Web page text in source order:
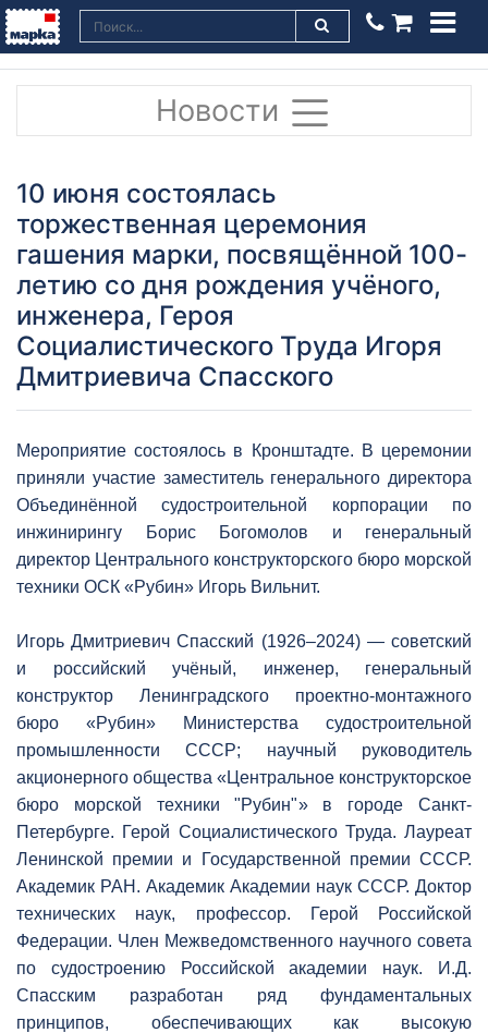
Новости
10 июня состоялась
торжественная церемония
гашения марки, посвящённой 100-
летию со дня рождения учёного,
инженера, Героя
Социалистического Труда Игоря
Дмитриевича Спасского
Мероприятие состоялось в Кронштадте. В церемонии
приняли участие заместитель генерального директора
Объединённой судостроительной корпорации по
инжинирингу Борис Богомолов и генеральный
директор Центрального конструкторского бюро морской
техники ОСК «Рубин» Игорь Вильнит.
Игорь Дмитриевич Спасский (1926–2024) — советский
и российский учёный, инженер, генеральный
конструктор Ленинградского проектно-монтажного
бюро «Рубин» Министерства судостроительной
промышленности СССР; научный руководитель
акционерного общества «Центральное конструкторское
бюро морской техники "Рубин"» в городе Санкт-
Петербурге. Герой Социалистического Труда. Лауреат
Ленинской премии и Государственной премии СССР.
Академик РАН. Академик Академии наук СССР. Доктор
технических наук, профессор. Герой Российской
Федерации. Член Межведомственного научного совета
по судостроению Российской академии наук. И.Д.
Спасским разработан ряд фундаментальных
принципов, обеспечивающих как высокую